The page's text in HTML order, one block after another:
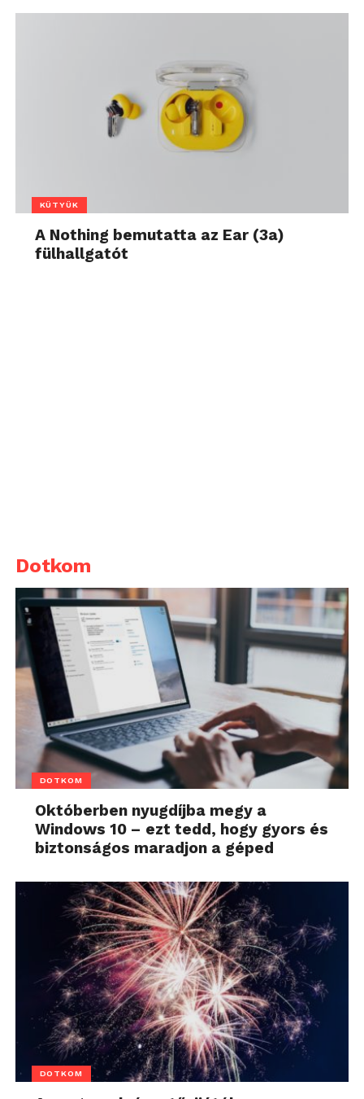
KÜTYÜK
A Nothing bemutatta az Ear (3a)
fülhallgatót
Dotkom
DOTKOM
Októberben nyugdíjba megy a
Windows 10 – ezt tedd, hogy gyors és
biztonságos maradjon a géped
DOTKOM